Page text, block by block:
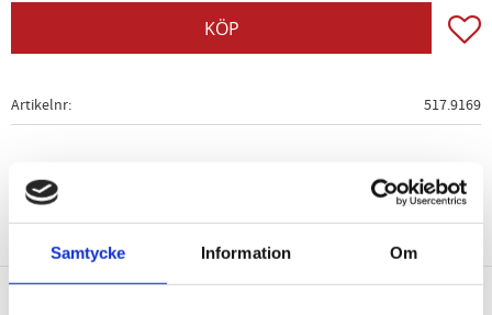
Samtycke Information Om
KÖP
Artikelnr 517.9169